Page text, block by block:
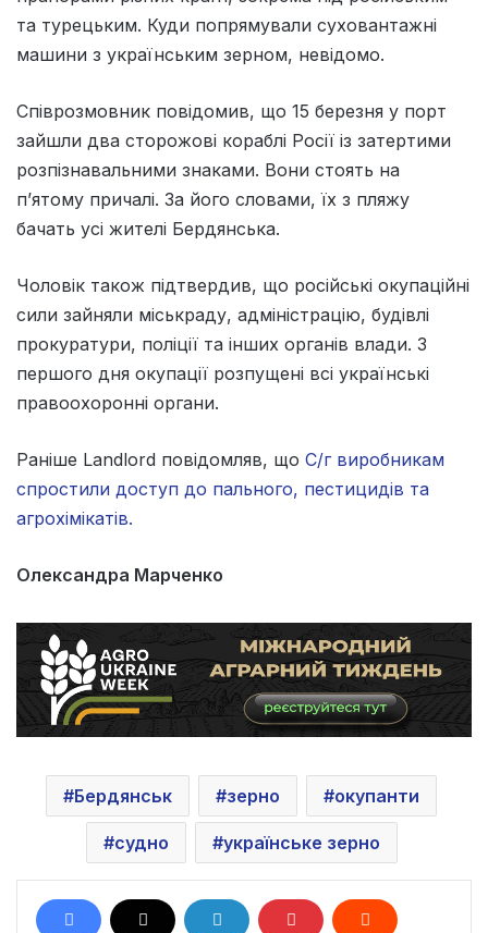
та турецьким. Куди попрямували суховантажні
машини з українським зерном, невідомо.
Співрозмовник повідомив, що 15 березня у порт
зайшли два сторожові кораблі Росії із затертими
розпізнавальними знаками. Вони стоять на
п’ятому причалі. За його словами, їх з пляжу
бачать усі жителі Бердянська.
Чоловік також підтвердив, що російські окупаційні
сили зайняли міськраду, адміністрацію, будівлі
прокуратури, поліції та інших органів влади. З
першого дня окупації розпущені всі українські
правоохоронні органи.
Раніше Landlord повідомляв, що С/г виробникам
спростили доступ до пального, пестицидів та
агрохімікатів.
Олександра Марченко
Бердянськ зерно окупанти
судно українське зерно